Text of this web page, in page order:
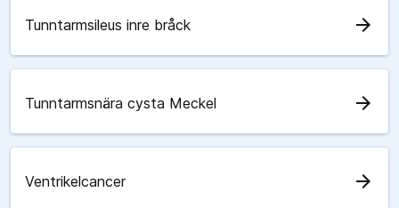
Tunntarmsileus inre bråck arrow_forward
Tunntarmsnära cysta Meckel arrow_forward
Ventrikelcancer arrow_forward